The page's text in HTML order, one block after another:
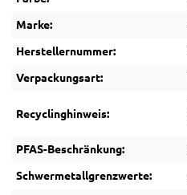
Marke:
Herstellernummer:
Verpackungsart:
Recyclinghinweis:
PFAS-Beschränkung:
Schwermetallgrenzwerte: